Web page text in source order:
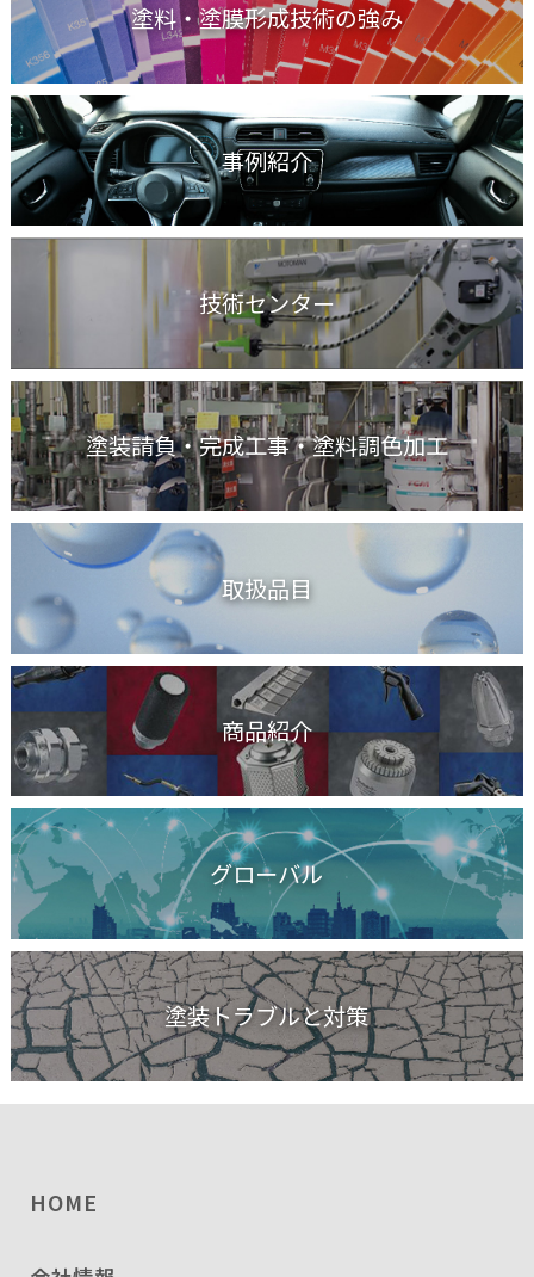
塗料・塗膜形成技術の強み
事例紹介
技術センター
塗装請負・完成工事・塗料調色加工
取扱品目
商品紹介
グローバル
塗装トラブルと対策
HOME